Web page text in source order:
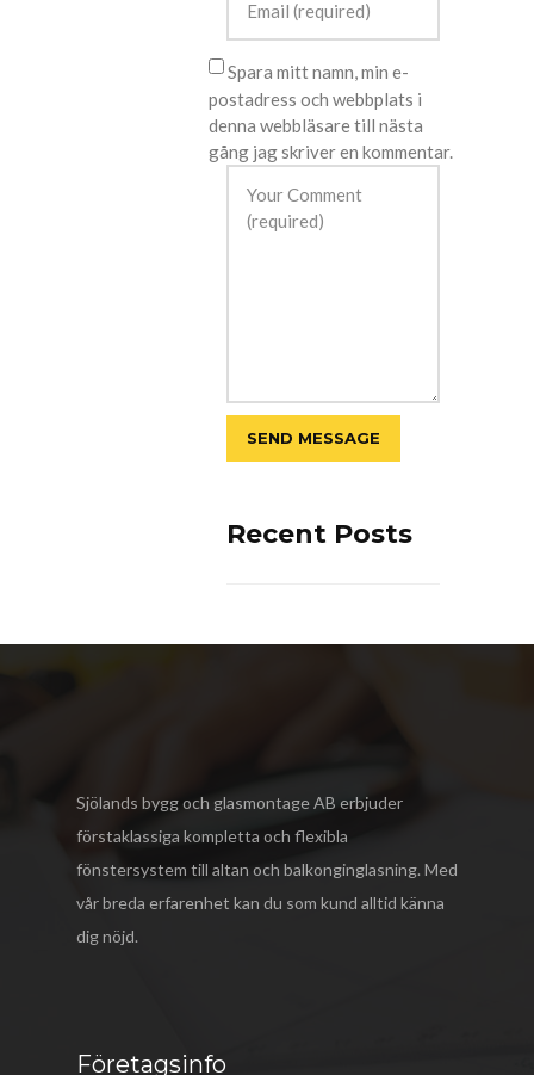
Spara mitt namn, min e-
postadress och webbplats i
denna webbläsare till nästa
gång jag skriver en kommentar.
Recent Posts
Sjölands bygg och glasmontage AB erbjuder
förstaklassiga kompletta och flexibla
fönstersystem till altan och balkonginglasning. Med
vår breda erfarenhet kan du som kund alltid känna
dig nöjd.
Företagsinfo